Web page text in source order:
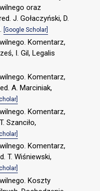
oraz
J. Gołaczyński, D.
[Google Scholar]
Komentarz,
I. Gil, Legalis
Komentarz,
A. Marciniak,
Komentarz,
Szanciło,
Komentarz,
T. Wiśniewski,
Koszty